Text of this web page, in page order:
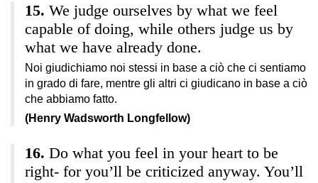
We judge ourselves by what we feel
capable of doing, while others judge us by
what we have already done.
Noi giudichiamo noi stessi in base a ciò che ci sentiamo
in grado di fare, mentre gli altri ci giudicano in base a ciò
che abbiamo fatto.
(Henry Wadsworth Longfellow)
Do what you feel in your heart to be
right- for you’ll be criticized anyway. You’ll